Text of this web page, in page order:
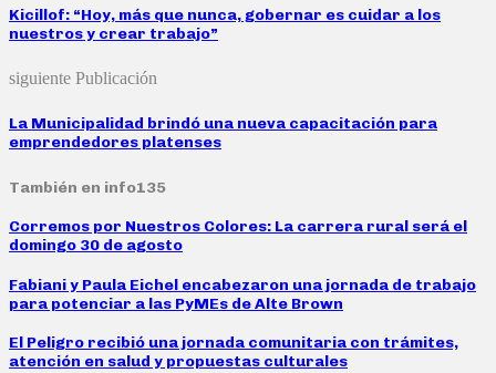
Kicillof: “Hoy, más que nunca, gobernar es cuidar a los
nuestros y crear trabajo”
siguiente Publicación
La Municipalidad brindó una nueva capacitación para
emprendedores platenses
También en info135
Corremos por Nuestros Colores: La carrera rural será el
domingo 30 de agosto
Fabiani y Paula Eichel encabezaron una jornada de trabajo
para potenciar a las PyMEs de Alte Brown
El Peligro recibió una jornada comunitaria con trámites,
atención en salud y propuestas culturales